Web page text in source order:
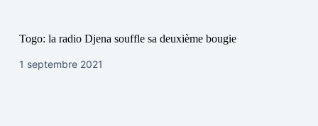
Togo: la radio Djena souffle sa deuxième bougie
1 septembre 2021